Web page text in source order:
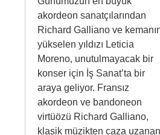
akordeon sanatçılarından
Richard Galliano ve
yükselen yıldızı Leticia
Moreno, unutulmayacak bir
konser için İş Sanat’ta bir
araya geliyor. Fransız
akordeon ve bandoneon
virtüözü Richard Galliano,
klasik müzikten caza